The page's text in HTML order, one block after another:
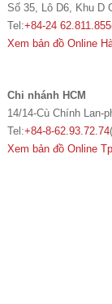
Số 35, Lô D6, Khu D
Tel:+84-24 62.811.855
Xem bản đồ Online
Chi nhánh HCM
14/14-Cù Chính Lan-
Tel:+84-8-62.93.72.74
Xem bản đồ Online